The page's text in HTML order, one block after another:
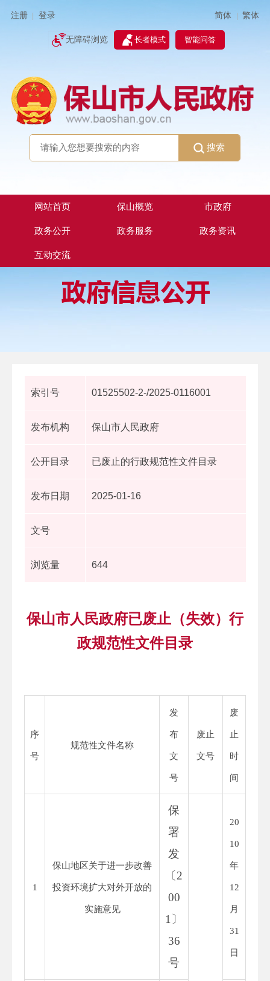
注册 登录 简体 | 繁体
无障碍浏览 长者模式 智能问答
搜索
网站首页 保山概览 市政府
政务公开 政务服务 政务资讯
互动交流
索引号 01525502-2-/2025-0116001
发布机构 保山市人民政府
公开目录 已废止的行政规范性文件目录
发布日期 2025-01-16
文号
浏览量 644
保山市人民政府已废止（失效）行
政规范性文件目录
序
号
规范性文件名称
发
布
文
号
废止
文号
废
止
时
间
1
保山地区关于进一步改善
投资环境扩大对外开放的
实施意见
保
署
发
〔 2
00
1 〕
36
号
20
10
年
12
月
31
日